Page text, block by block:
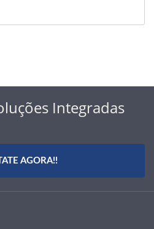
Integradas
AGORA!!